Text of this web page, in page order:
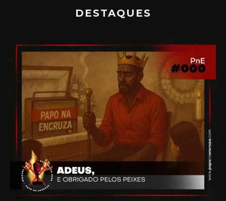
DESTAQUES